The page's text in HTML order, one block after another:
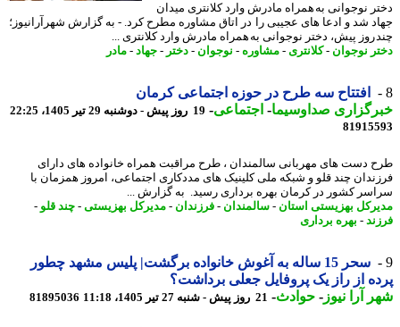
نوجوانی به همراه مادرش وارد کلانتری میدان
شد و ادعا های عجیبی را در اتاق مشاوره مطرح کرد. - به گزارش شهرآرانیوز؛
روز پیش، دختر نوجوانی به همراه مادرش وارد کلانتری ...
نوجوان- کلانتری- مشاوره-نوجوان- دختر-جهاد -مادر
افتتاح سه طرح در حوزه اجتماعی کرمان
صداوسیما-اجتماعی-19 روز پیش - دوشنبه 29 تیر 1405، 22:25
دست های مهربانی سالمندان ، طرح مراقبت همراه خانواده های دارای
چند قلو و شبکه ملی کلینیک های مددکاری اجتماعی، امروز همزمان با
کشور در کرمان بهره برداری رسید. به گزارش ...
بهزیستی استان-سالمندان- فرزندان - مدیرکل بهزیستی-چند قلو-
- بهره برداری
سحر 15 ساله به آغوش خانواده برگشت| پلیس مشهد چطور
از راز یک پروفایل جعلی برداشت؟
آرا نیوز-حوادث -21 روز پیش - شنبه 27 تیر 1405، 11:18 81895036